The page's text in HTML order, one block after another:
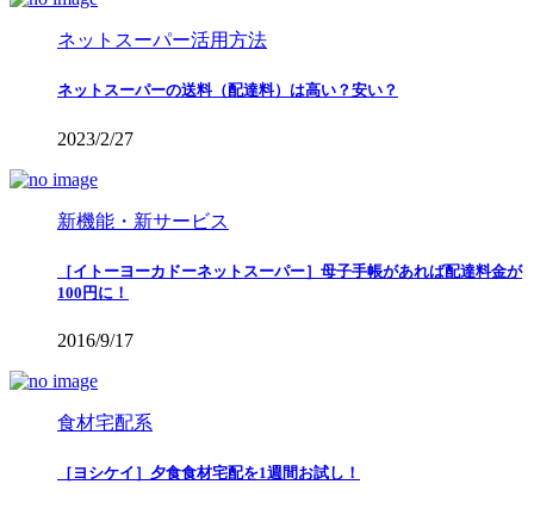
ネットスーパー活用方法
ネットスーパーの送料（配達料）は高い？安い？
2023/2/27
新機能・新サービス
［イトーヨーカドーネットスーパー］母子手帳があれば配達料金が
100円に！
2016/9/17
食材宅配系
［ヨシケイ］夕食食材宅配を1週間お試し！